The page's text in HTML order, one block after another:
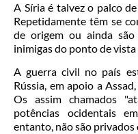
A Síria é talvez o palco
Repetidamente têm se
de origem ou ainda
inimigas do ponto de
A guerra civil no país
Rússia, em apoio a
Os assim chamados
potências ocidentais
entanto, não são privados